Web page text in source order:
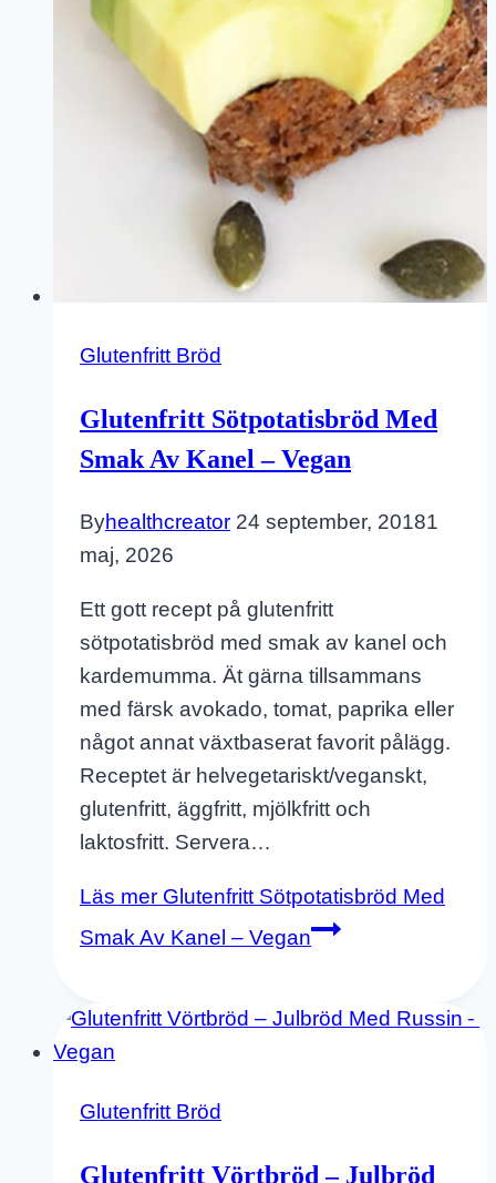
Glutenfritt Bröd
Glutenfritt Sötpotatisbröd Med
Smak Av Kanel – Vegan
Byhealthcreator 24 september, 20181
maj, 2026
Ett gott recept på glutenfritt
sötpotatisbröd med smak av kanel och
kardemumma. Ät gärna tillsammans
med färsk avokado, tomat, paprika eller
något annat växtbaserat favorit pålägg.
Receptet är helvegetariskt/veganskt,
glutenfritt, äggfritt, mjölkfritt och
laktosfritt. Servera…
Läs mer Glutenfritt Sötpotatisbröd Med
Smak Av Kanel – Vegan
Glutenfritt Bröd
Glutenfritt Vörtbröd – Julbröd